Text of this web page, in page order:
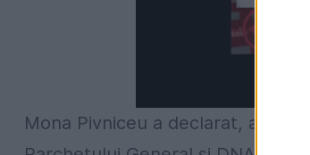
Mona Pivniceu a declarat,